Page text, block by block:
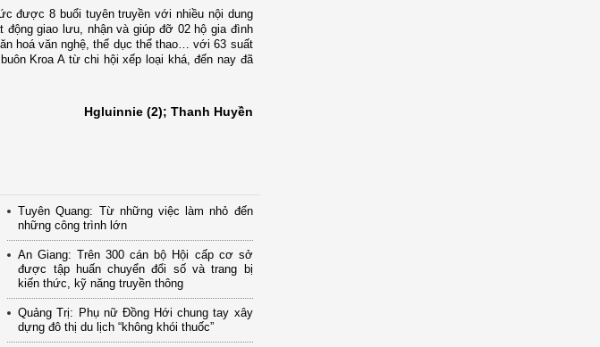
được 8 buổi tuyên truyền với nhiều nội dung
động giao lưu, nhận và giúp đỡ 02 hộ gia đình
hoá văn nghệ, thể dục thể thao… với 63 suất
Kroa A từ chi hội xếp loại khá, đến nay đã
Hgluinnie (2); Thanh Huyền
Tuyên Quang: Từ những việc làm nhỏ đến
những công trình lớn
An Giang: Trên 300 cán bộ Hội cấp cơ sở
được tập huấn chuyển đổi số và trang bị
kiến thức, kỹ năng truyền thông
Quảng Trị: Phụ nữ Đồng Hới chung tay xây
dựng đô thị du lịch “không khói thuốc”